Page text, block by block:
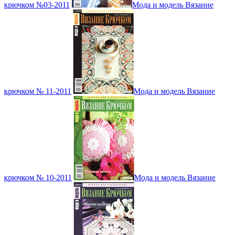
крючком №03-2011 Мода и модель Вязание
крючком № 11-2011 Мода и модель Вязание
крючком № 10-2011 Мода и модель Вязание